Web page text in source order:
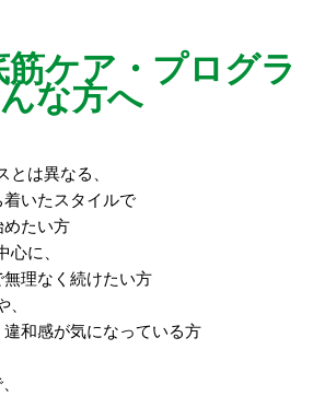
筋ケア・プログラ
な方へ
は異なる、
いたスタイルで
たい方
に、
理なく続けたい方
和感が気になっている方